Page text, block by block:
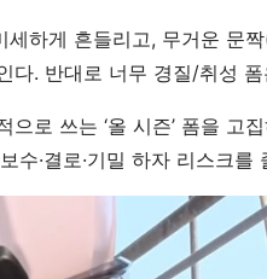
세하게 흔들리고, 무거운 문
다. 반대로 너무 경질/취성
로 쓰는 ‘올 시즌’ 폼을 고
수·결로·기밀 하자 리스크